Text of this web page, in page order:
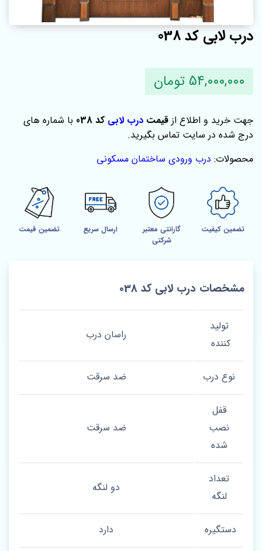
درب لابی کد 038
54,000,000 تومان
جهت خرید و اطلاع از قیمت درب لابی کد 038
با شماره های
درج شده در سایت تماس بگیرید.
محصولات: درب ورودی ساختمان مسکونی
تضمین کیفیت
گارانتی معتبر
شرکتی
ارسال سریع تضمین قیمت
مشخصات درب لابی کد 038
تولید
کننده
راسان درب
نوع درب ضد سرقت
قفل
نصب
شده
ضد سرقت
تعداد
لنگه
دو لنگه
دستگیره دارد